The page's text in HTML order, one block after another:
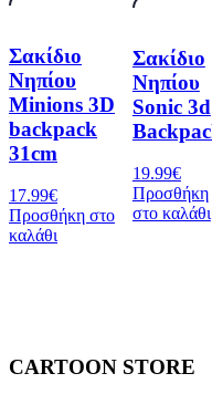
Σακίδιο
Νηπίου
Minions 3D
backpack
31cm
17.99€
Προσθήκη στο
καλάθι
Σακίδιο
Νηπίου
Sonic 3d
19.99€
Προσθήκη
στο καλάθι
CARTOON STORE